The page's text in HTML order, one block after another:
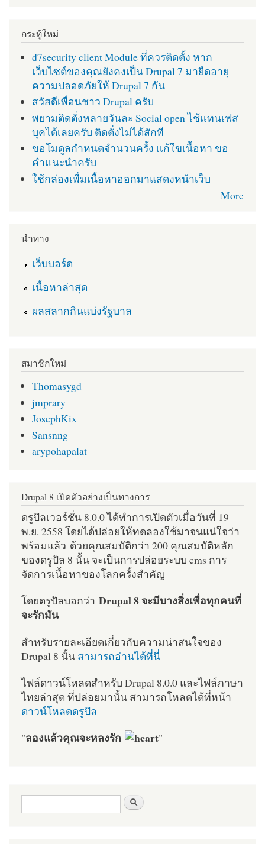
กระทู้ใหม่
d7security client Module ที่ควรติดตั้ง หาก
เว็บไซต์ของคุณยังคงเป็น Drupal 7 มายืดอายุ
ความปลอดภัยให้ Drupal 7 กัน
สวัสดีเพื่อนชาว Drupal ครับ
พยามติดตั่งหลายวันละ Social open ไช้เเทนเฟส
บุคได้เลยครับ ติดตั่งไม่ได้สักที
ขอโมดูลกำหนดจำนวนครั้ง เเก้ใขเนื้อหา ขอ
คำเเนะนำครับ
ใช้กล่องเพื่มเนื้อหาออกมาแสดงหน้าเว็บ
More
นำทาง
เว็บบอร์ด
เนื้อหาล่าสุด
ผลสลากกินแบ่งรัฐบาล
สมาชิกใหม่
Thomasygd
jmprary
JosephKix
Sansnng
arypohapalat
Drupal 8 เปิดตัวอย่างเป็นทางการ
ดรูปัลเวอร์ชั่น 8.0.0 ได้ทำการเปิดตัวเมื่อวันที่ 19
พ.ย. 2558 โดยได้ปล่อยให้ทดลองใช้มาจนแน่ใจว่า
พร้อมแล้ว ด้วยคุณสมบัติกว่า 200 คุณสมบัติหลัก
ของดรูปัล 8 นั้น จะเป็นการปล่อยระบบ cms การ
จัดการเนื้อหาของโลกครั้งสำคัญ
โดยดรูปัลบอกว่า Drupal 8 จะมีบางสิ่งเพื่อทุกคนที่
จะรักมัน
สำหรับรายละเอียดเกี่ยวกับความน่าสนใจของ
Drupal 8 นั้น สามารถอ่านได้ที่นี่
ไฟล์ดาวน์โหลดสำหรับ Drupal 8.0.0 และไฟล์ภาษา
ไทยล่าสุด ที่ปล่อยมานั้น สามารถโหลดได้ที่หน้า
ดาวน์โหลดดรูปัล
"ลองแล้วคุณจะหลงรัก "
ฟอร์มค้นหา